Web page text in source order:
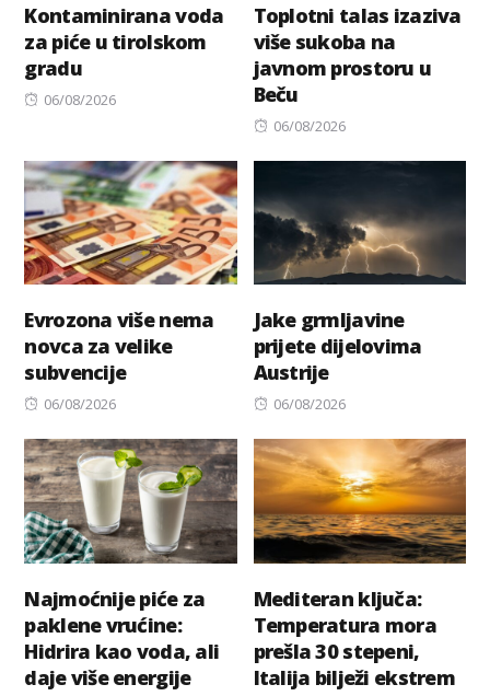
Kontaminirana voda
za piće u tirolskom
gradu
Posted
06/08/2026
Toplotni talas izaziva
više sukoba na
javnom prostoru u
Beču
Posted
06/08/2026
Evrozona više nema
novca za velike
subvencije
Posted
06/08/2026
Jake grmljavine
prijete dijelovima
Austrije
Posted
06/08/2026
Najmoćnije piće za
paklene vrućine:
Hidrira kao voda, ali
daje više energije
Mediteran ključa:
Temperatura mora
prešla 30 stepeni,
Italija bilježi ekstrem